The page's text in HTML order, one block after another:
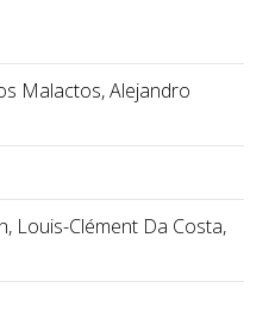
Malactos, Alejandro
Louis-Clément Da Costa,